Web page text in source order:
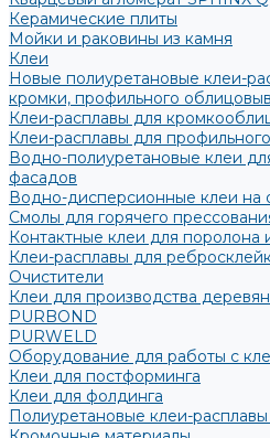
Керамические плиты
Мойки и раковины из камня
Клеи
Новые полиуретановые клеи-
кромки, профильного
Клеи-расплавы для
Клеи-расплавы для
Водно-полиуретановые клеи
фасадов
Водно-дисперсионные клеи на
Смолы для горячего
Контактные клеи для поролона
Клеи-расплавы для
Очистители
Клеи для производства
PURBOND
PURWELD
Оборудование для работы с
Клеи для постформинга
Клеи для фолдинга
Полиуретановые клеи-